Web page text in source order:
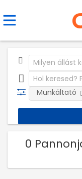
Munkáltató
0